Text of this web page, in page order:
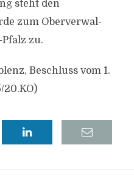
steht den
zum Oberverwal-
zu.
Beschluss vom 1.
20.KO)